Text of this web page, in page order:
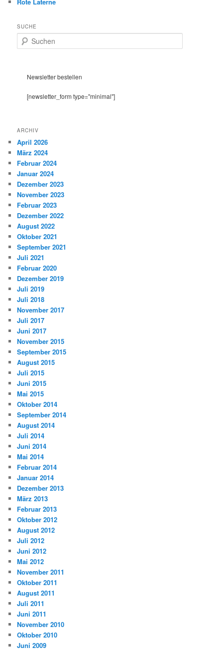
SUCHE
u
Newsletter bestellen
[newsletter_form type="minimal"]
ARCHIV
April 2026
März 2024
Februar 2024
Januar 2024
Dezember 2023
November 2023
Februar 2023
Dezember 2022
August 2022
Oktober 2021
September 2021
Juli 2021
Februar 2020
Dezember 2019
Juli 2019
Juli 2018
November 2017
Juli 2017
Juni 2017
November 2015
September 2015
August 2015
Juli 2015
Juni 2015
Mai 2015
Oktober 2014
September 2014
August 2014
Juli 2014
Juni 2014
Mai 2014
Februar 2014
Januar 2014
Dezember 2013
März 2013
Februar 2013
Oktober 2012
August 2012
Juli 2012
Juni 2012
Mai 2012
November 2011
Oktober 2011
August 2011
Juli 2011
Juni 2011
November 2010
Oktober 2010
Juni 2009